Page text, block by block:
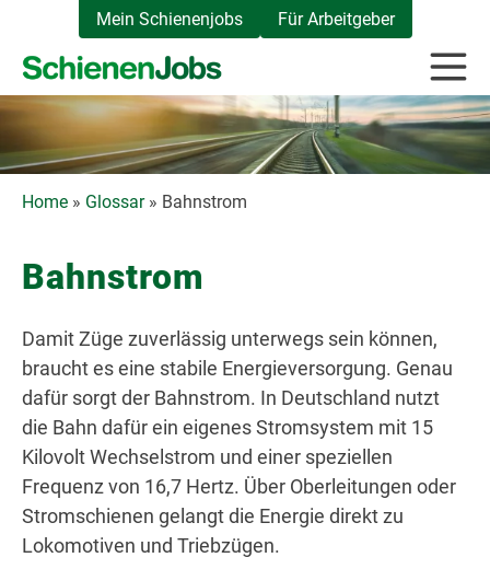
springen
Mein Schienenjobs Für Arbeitgeber
Home » Glossar» Bahnstrom
Bahnstrom
Damit Züge zuverlässig unterwegs sein können,
braucht es eine stabile Energieversorgung. Genau
dafür sorgt der Bahnstrom. In Deutschland nutzt
die Bahn dafür ein eigenes Stromsystem mit 15
Kilovolt Wechselstrom und einer speziellen
Frequenz von 16,7 Hertz. Über Oberleitungen oder
Stromschienen gelangt die Energie direkt zu
Lokomotiven und Triebzügen.